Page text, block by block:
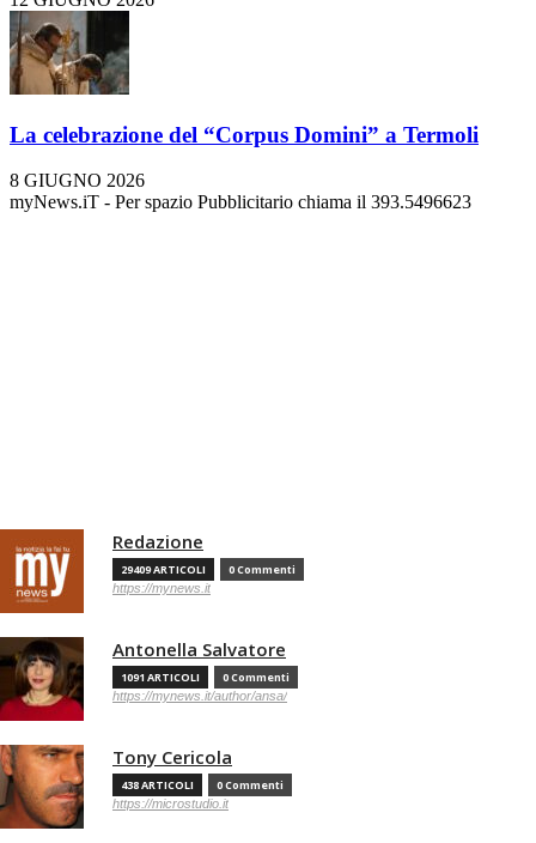
La celebrazione del “Corpus Domini” a Termoli
8 GIUGNO 2026
myNews.iT - Per spazio Pubblicitario chiama il 393.5496623
Redazione
29409 ARTICOLI 0 Commenti
https://mynews.it
Antonella Salvatore
1091 ARTICOLI 0 Commenti
https://mynews.it/author/ansa/
Tony Cericola
438 ARTICOLI 0 Commenti
https://microstudio.it